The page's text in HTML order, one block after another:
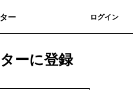
ー ログイン
ーに登録